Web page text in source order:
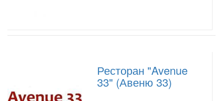
Ресторан "Avenue
33" (Авеню 33)